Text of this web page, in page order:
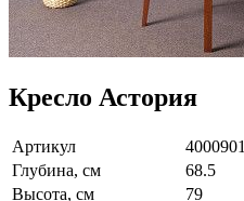
Кресло Астория
Артикул
4000901
Глубина, см
68.5
Высота, см
79